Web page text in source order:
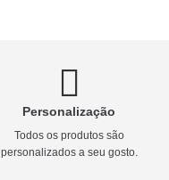
Personalização
Todos os produtos são
personalizados a seu gosto.